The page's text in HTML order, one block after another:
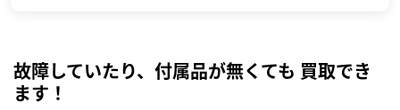
故障していたり、付属品が無くても 買取でき
ます！